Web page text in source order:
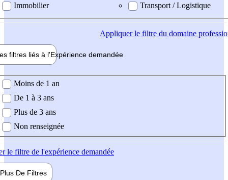
Immobilier
Transport / Logistique
Appliquerle filtre du domaine
filtres liés à l'Expérience demandée
demandée
Moins de 1 an
De 1 à 3 ans
Plus de 3 ans
Non renseignée
le filtre de l'expérience demandée
Plus De Filtres